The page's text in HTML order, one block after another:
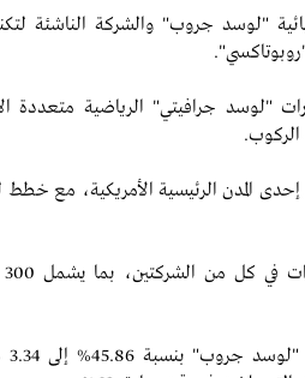
"لوسد جروب" والشركة الناشئة
جرافيتي" الرياضية متعددة
إحدى المدن الرئيسية الأمريكية، مع